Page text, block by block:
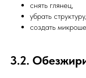
снять глянец,
убрать структуру,
создать
3.2.